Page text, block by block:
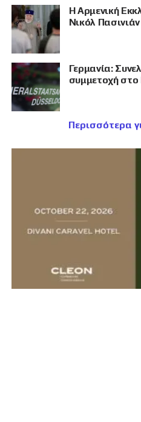
Η Αρμενική
Νικόλ Πασινιάν
Γερμανία:
συμμετοχή στο
Περισσότερα